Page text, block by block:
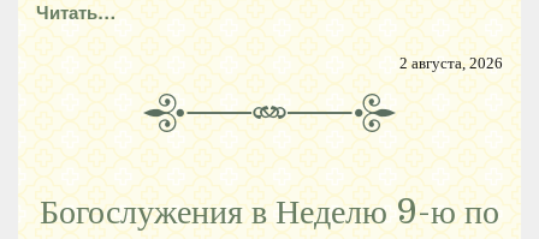
Читать…
2 августа, 2026
Богослужения в Неделю 9-ю по